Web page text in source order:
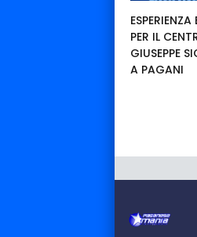
ESPERIENZA
PER IL
GIUSEPPE
A PAGANI